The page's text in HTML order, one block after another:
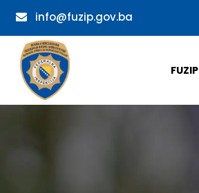
info@fuzip.gov.ba
FUZIP